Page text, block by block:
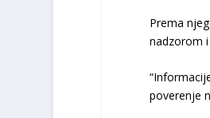
Prema
nadzorom
poverenje